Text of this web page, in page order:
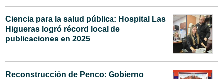
Ciencia para la salud pública: Hospital Las
Higueras logró récord local de
publicaciones en 2025
Reconstrucción de Penco: Gobierno